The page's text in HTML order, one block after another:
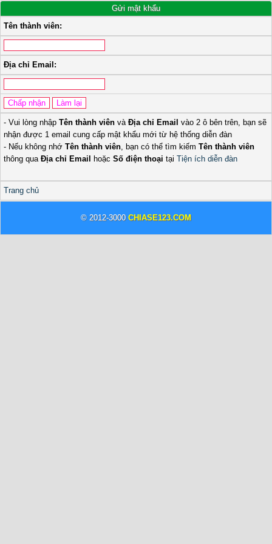
Gửi mật khẩu
Tên thành viên:
Địa chỉ Email:
- Vui lòng nhập Tên thành viên và Địa chỉ Email vào 2 ô bên trên, bạn sẽ
nhận được 1 email cung cấp mật khẩu mới từ hệ thống diễn đàn
- Nếu không nhớ Tên thành viên, bạn có thể tìm kiếm Tên thành viên
thông qua Địa chỉ Email hoặc Số điện thoại tại Tiện ích diễn đàn
Trang chủ
© 2012-3000 CHIASE123.COM